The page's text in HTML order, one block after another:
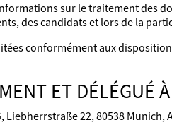
sur le traitement des
des candidats et lors de la
conformément aux
ET DÉLÉGUÉ
22, 80538